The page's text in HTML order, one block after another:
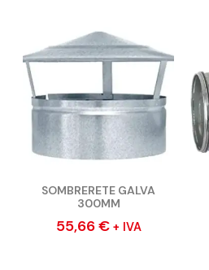
SOMBRERETE GALVA
300MM
55,66€ + IVA